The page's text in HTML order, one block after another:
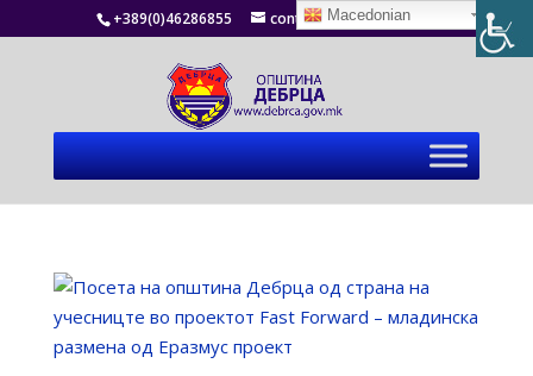
+389(0)46286855 contact@debrca.gov.mk
Macedonian